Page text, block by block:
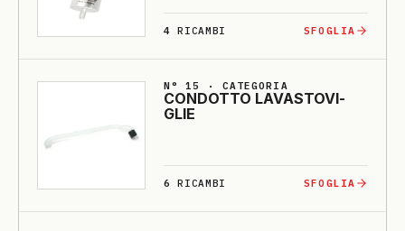
4 RICAMBI SFOGLIA
N° 15 · CATEGORIA
CONDOTTO LA­VASTO­VI­
GLIE
6 RICAMBI SFOGLIA